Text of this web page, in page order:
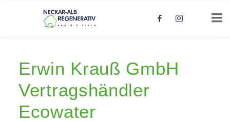
Erwin Krauß GmbH
Vertragshändler
Ecowater